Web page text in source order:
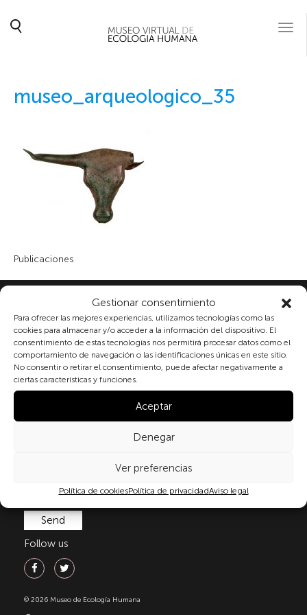
Gestionar consentimiento
Para ofrecer las mejores experiencias, utilizamos tecnologías como las
cookies para almacenar y/o acceder a la información del dispositivo. El
consentimiento de estas tecnologías nos permitirá procesar datos como el
comportamiento de navegación o las identificaciones únicas en este sitio.
No consentir o retirar el consentimiento, puede afectar negativamente a
ciertas características y funciones.
Aceptar
Denegar
Ver preferencias
Política de cookiesPolítica de privacidadAviso legal
museo_arqueologico_35
Publicaciones
Subscribe to our newsletter
By checking the box and submitting this form, you
expressly consent to the processing of your personal
data in accordance with the current regulations on
personal data protection, in particular, as set out in
Regulation (EU) 2016/679 of the European Parliament
and of the Council of 27 April 2016 (GDPR) and
of Personal Data and Guarantee of Digital Rights
privacy policy.
Follow us
© 2026 Museo de Ecología Humana